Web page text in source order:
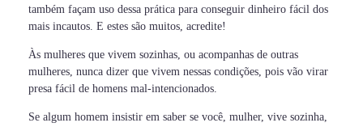
também façam uso dessa prática para conseguir dinheiro fácil dos
mais incautos. E estes são muitos, acredite!
Às mulheres que vivem sozinhas, ou acompanhas de outras
mulheres, nunca dizer que vivem nessas condições, pois vão virar
presa fácil de homens mal-intencionados.
Se algum homem insistir em saber se você, mulher, vive sozinha,